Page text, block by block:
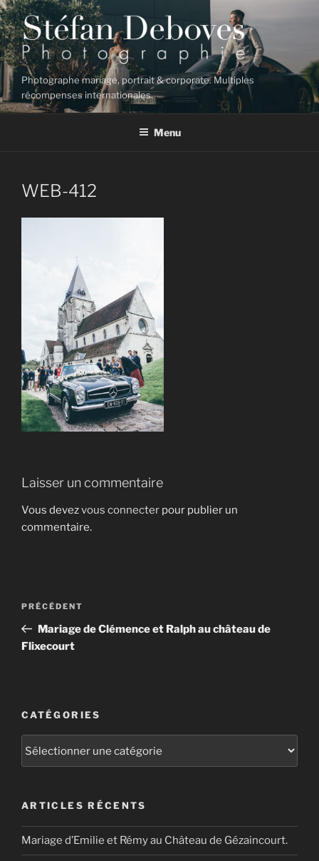
Aller
au
contenu
principal
Photographe mariage, portrait & corporate. Multiples
récompenses internationales.
Menu
WEB-412
Laisser un commentaire
Vous devezvous connecter pour publier un
commentaire.
Navigation
l’article
Article
précédent
PRÉCÉDENT
Mariage de Clémence et Ralph au château de
Flixecourt
CATÉGORIES
ARTICLES RÉCENTS
Mariage d’Emilie et Rémy au Château de Gézaincourt.